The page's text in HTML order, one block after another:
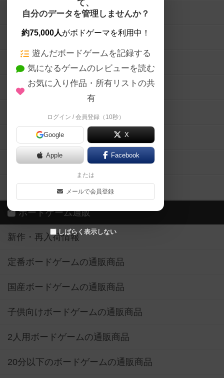
て、
自分のデータを管理しませんか？
約75,000人がボドゲーマを利用中！
遊んだボードゲームを記録する
気になるゲームのレビューを読む
お気に入り作品・所有リストの共
有
ログイン / 会員登録（10秒）
Google X
Apple Facebook
または
メールで会員登録
しばらく表示しない
ボードゲームを検索する
ボードゲームの新着レビュー
ボードゲーム会情報
メカニクス特集
掲示板・トピックス
ボドとも・会員一覧
ボードゲーム業界コラム
ボドゲーマご利用案内
ボードゲーム通販
新作・再入荷情報
定番ボードゲームの通販商品
国産ボードゲームの通販商品
子供向けボードゲームの通販商品
2人用ボードゲームの通販商品
20分以下のボードゲームの通販商品